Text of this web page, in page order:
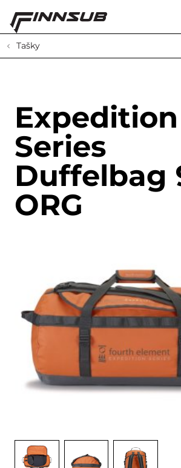
Tašky
Expedition
Series
Duffelbag
ORG